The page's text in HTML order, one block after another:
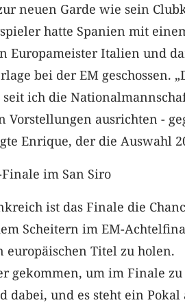
neuen Garde wie sein
hatte Spanien mit
Europameister Italien und
bei der EM geschossen.
ich die
Vorstellungen ausrichten -
Enrique, der die Auswahl
im San Siro
ist das Finale die
Scheitern im EM-
europäischen Titel zu holen.
gekommen, um im Finale zu
dabei, und es steht ein Pokal